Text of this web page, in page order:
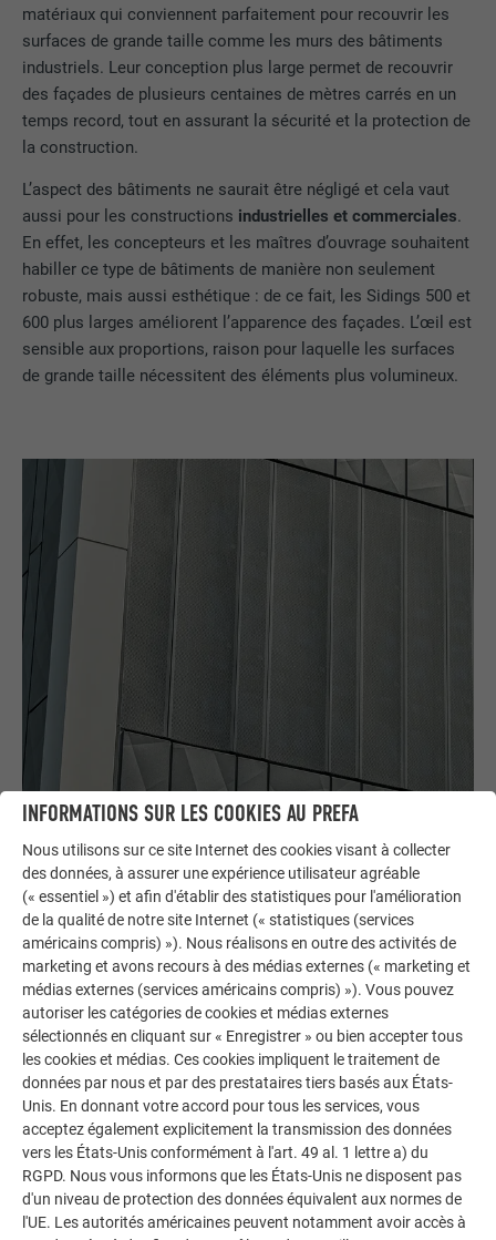
matériaux qui conviennent parfaitement pour recouvrir les
surfaces de grande taille comme les murs des bâtiments
industriels. Leur conception plus large permet de recouvrir
des façades de plusieurs centaines de mètres carrés en un
temps record, tout en assurant la sécurité et la protection de
la construction.
L’aspect des bâtiments ne saurait être négligé et cela vaut
aussi pour les constructions industrielles et commerciales.
En effet, les concepteurs et les maîtres d’ouvrage souhaitent
habiller ce type de bâtiments de manière non seulement
robuste, mais aussi esthétique : de ce fait, les Sidings 500 et
600 plus larges améliorent l’apparence des façades. L’œil est
sensible aux proportions, raison pour laquelle les surfaces
de grande taille nécessitent des éléments plus volumineux.
SIDING PERFORÉ – DES OPTIONS DE DESIGN
POLYVALENTES
LesSidings perforés sont un élément de design polyvalent
dans le domaine des façades. Les applications sont
multiples : il peut s'agir d'encastrements techniques sur
toits plats, de brise-vue dans les escaliers et les parkings ou
de recouvrement d’ouvertures de fenêtres.
VERTICAUX
INFORMATIONS SUR LES COOKIES AU PREFA
Nous utilisons sur ce site Internet des cookies visant à collecter
des données, à assurer une expérience utilisateur agréable
(« essentiel ») et afin d'établir des statistiques pour l'amélioration
de la qualité de notre site Internet (« statistiques (services
américains compris) »). Nous réalisons en outre des activités de
marketing et avons recours à des médias externes (« marketing et
médias externes (services américains compris) »). Vous pouvez
autoriser les catégories de cookies et médias externes
sélectionnés en cliquant sur « Enregistrer » ou bien accepter tous
les cookies et médias. Ces cookies impliquent le traitement de
données par nous et par des prestataires tiers basés aux États-
Unis. En donnant votre accord pour tous les services, vous
acceptez également explicitement la transmission des données
vers les États-Unis conformément à l'art. 49 al. 1 lettre a) du
RGPD. Nous vous informons que les États-Unis ne disposent pas
d'un niveau de protection des données équivalent aux normes de
l'UE. Les autorités américaines peuvent notamment avoir accès à